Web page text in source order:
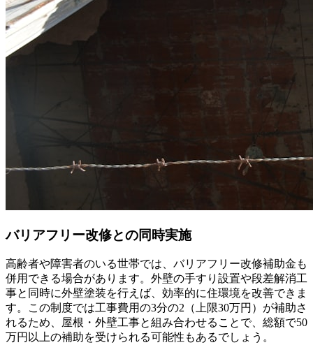
バリアフリー改修との同時実施
高齢者や障害者のいる世帯では、バリアフリー改修補助金も
併用できる場合があります。外壁の手すり設置や段差解消工
事と同時に外壁塗装を行えば、効率的に住環境を改善できま
す。この制度では工事費用の3分の2（上限30万円）が補助さ
れるため、屋根・外壁工事と組み合わせることで、総額で50
万円以上の補助を受けられる可能性もあるでしょう。